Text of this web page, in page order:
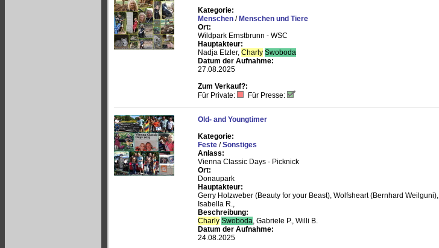
Kategorie:
Menschen / Menschen und Tiere
Ort:
Wildpark Ernstbrunn - WSC
Hauptakteur:
Nadja Etzler, Charly Swoboda
Datum der Aufnahme:
27.08.2025
Zum Verkauf?:
Für Private:
Für Presse:
Old- and Youngtimer
Kategorie:
Feste /Sonstiges
Anlass:
Vienna Classic Days - Picknick
Ort:
Donaupark
Hauptakteur:
Gerry Holzweber (Beauty for your Beast), Wolfsheart (Bernhard Weilguni),
Isabella R.,
Beschreibung:
Charly Swoboda, Gabriele P., Willi B.
Datum der Aufnahme:
24.08.2025